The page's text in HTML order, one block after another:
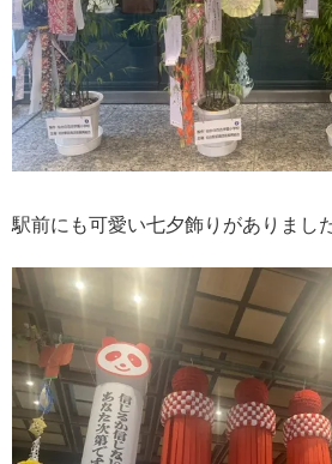
駅前にも可愛い七夕飾りがありまし